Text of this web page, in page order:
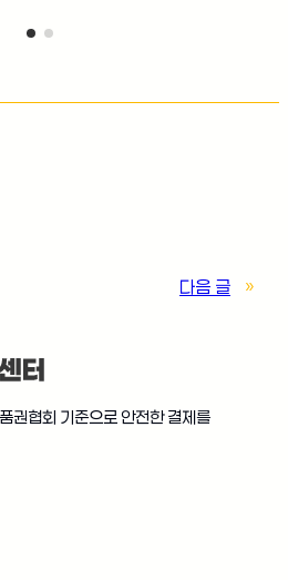
다음 글
»
권협회 기준으로 안전한 결제를